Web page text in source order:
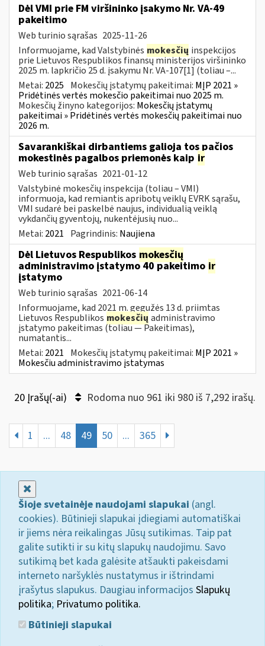
Dėl VMI prie FM viršininko įsakymo Nr. VA-49
pakeitimo
Web turinio sąrašas 2025-11-26
Informuojame, kad Valstybinės mokesčių inspekcijos
prie Lietuvos Respublikos finansų ministerijos viršininko
2025 m. lapkričio 25 d. įsakymu Nr. VA-107[1] (toliau –...
Metai: 2025 Mokesčių įstatymų pakeitimai: MĮP 2021 »
Pridėtinės vertės mokesčio pakeitimai nuo 2025 m.
Mokesčių žinyno kategorijos: Mokesčių įstatymų
pakeitimai » Pridėtinės vertės mokesčių pakeitimai nuo
2026 m.
Savarankiškai dirbantiems galioja tos pačios
mokestinės pagalbos priemonės kaip ir
Web turinio sąrašas 2021-01-12
Valstybinė mokesčių inspekcija (toliau – VMI)
informuoja, kad remiantis apribotų veiklų EVRK sąrašu,
VMI sudarė bei paskelbė naujus, individualią veiklą
vykdančių gyventojų, nukentėjusių nuo...
Metai: 2021 Pagrindinis: Naujiena
Dėl Lietuvos Respublikos mokesčių
administravimo įstatymo 40 pakeitimo ir
įstatymo
Web turinio sąrašas 2021-06-14
Informuojame, kad 2021 m. gegužės 13 d. priimtas
Lietuvos Respublikos mokesčių administravimo
įstatymo pakeitimas (toliau — Pakeitimas),
numatantis...
Metai: 2021 Mokesčių įstatymų pakeitimai: MĮP 2021 »
Mokesčiu administravimo įstatymas
20 Įrašų(-ai) Rodoma nuo 961 iki 980 iš 7,292 irašų.
1 ... 48 49 50 ... 365
Šioje svetainėje naudojami slapukai (angl.
cookies). Būtinieji slapukai įdiegiami automatiškai
ir jiems nėra reikalingas Jūsų sutikimas. Taip pat
galite sutikti ir su kitų slapukų naudojimu. Savo
sutikimą bet kada galėsite atšaukti pakeisdami
interneto naršyklės nustatymus ir ištrindami
įrašytus slapukus. Daugiau informacijos Slapukų
politika; Privatumo politika.
Būtinieji slapukai